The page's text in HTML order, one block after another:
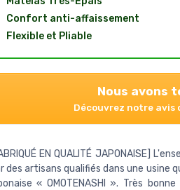
Confort anti-affaissement
Flexible et Pliable
Nous avons
Découvrez notre
EN QUALITÉ JAPONAISE]
des artisans qualifiés dans une usine
« OMOTENASHI ». Très